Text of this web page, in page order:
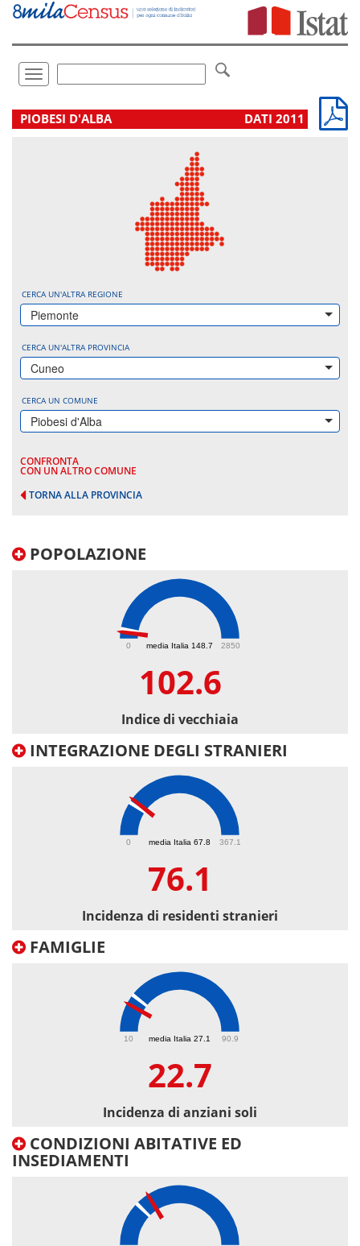
Vai
direttamente
Toggle
navigation
.
PIOBESI D'ALBA DATI 2011
CERCA UN'ALTRA REGIONE
Piemonte
CERCA UN'ALTRA PROVINCIA
Cuneo
CERCA UN COMUNE
Piobesi d'Alba
CONFRONTA
CON UN ALTRO COMUNE
TORNA ALLA PROVINCIA
POPOLAZIONE
media Italia 148.7
0 2850
102.6
Indice di vecchiaia
INTEGRAZIONE DEGLI STRANIERI
media Italia 67.8
0 367.1
76.1
Incidenza di residenti stranieri
FAMIGLIE
media Italia 27.1
10 90.9
22.7
Incidenza di anziani soli
CONDIZIONI ABITATIVE ED
INSEDIAMENTI